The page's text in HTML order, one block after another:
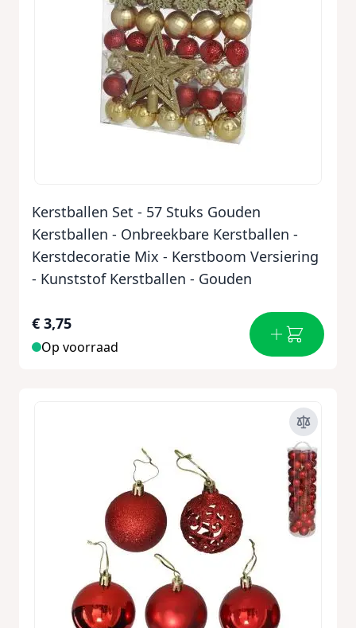
Kerstballen Set - 57 Stuks Gouden
Kerstballen - Onbreekbare Kerstballen -
Kerstdecoratie Mix - Kerstboom Versiering
- Kunststof Kerstballen - Gouden
€ 3,75
Op voorraad